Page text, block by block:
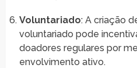
Voluntariado: A criação
voluntariado pode
doadores regulares por
envolvimento ativo.